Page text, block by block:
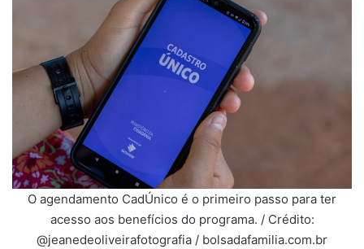
O agendamento CadÚnico é o primeiro passo para ter
acesso aos benefícios do programa. / Crédito:
@jeanedeoliveirafotografia / bolsadafamilia.com.br